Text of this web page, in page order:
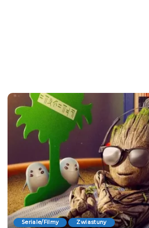
Seriale/Filmy Zwiastuny